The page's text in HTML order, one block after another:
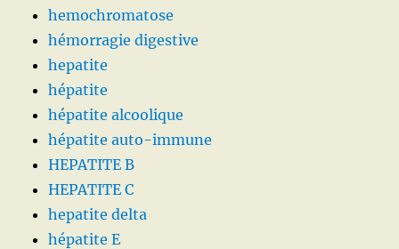
hemochromatose
hémorragie digestive
hepatite
hépatite
hépatite alcoolique
hépatite auto-immune
HEPATITE B
HEPATITE C
hepatite delta
hépatite E